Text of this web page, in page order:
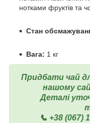
нотками фруктів та
Стан
Вага: 1 кг
Придбати чай
нашому
Деталі
📞 +38 (067)